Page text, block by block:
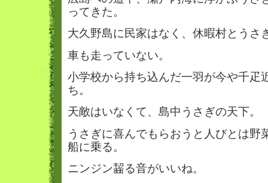
ってきた。
大久野島に民家はなく、休暇村とうさ
車も走っていない。
小学校から持ち込んだ一羽が今や千疋
ち。
天敵はいなくて、島中うさぎの天下。
うさぎに喜んでもらおうと人びとは野
船に乗る。
ニンジン齧る音がいいね。